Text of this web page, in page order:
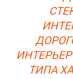
ТИПА